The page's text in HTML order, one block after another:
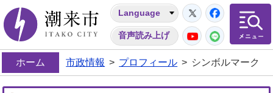
潮来市
Language
音声読み上げ
Twitter
YouTube
LINE
ホーム 市政情報 > プロフィール > シンボルマーク